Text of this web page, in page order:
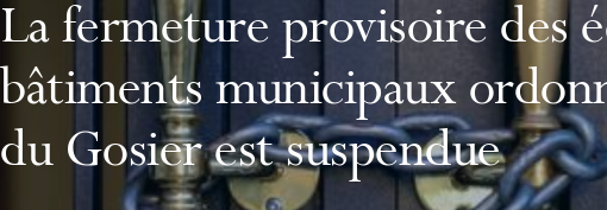
La fermeture provisoire des
bâtiments municipaux
du Gosier est suspendue